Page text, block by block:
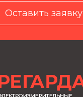
Оставить заявку